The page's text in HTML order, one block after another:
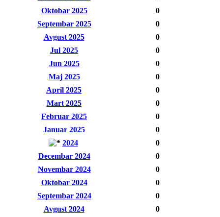
Oktobar 2025
0
Septembar 2025
0
Avgust 2025
0
Jul 2025
0
Jun 2025
0
Maj 2025
0
April 2025
0
Mart 2025
0
Februar 2025
0
Januar 2025
0
2024
0
Decembar 2024
0
Novembar 2024
0
Oktobar 2024
0
Septembar 2024
0
Avgust 2024
0